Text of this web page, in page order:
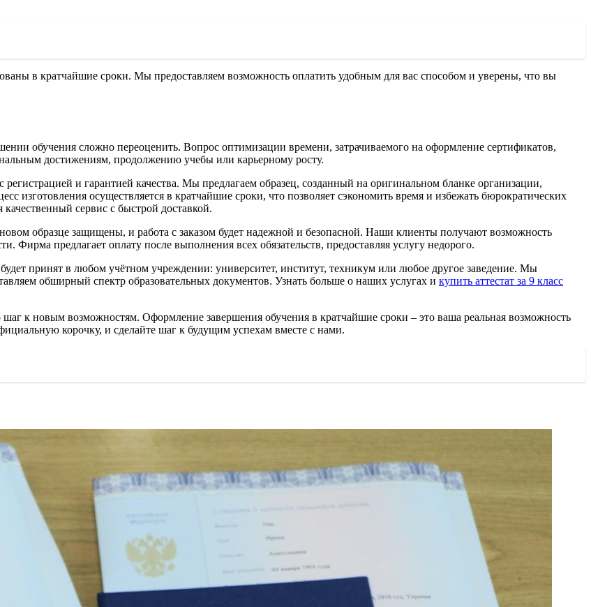
в кратчайшие сроки. Мы предоставляем возможность оплатить удобным для вас способом и уверены, что вы
обучения сложно переоценить. Вопрос оптимизации времени, затрачиваемого на оформление сертификатов,
достижениям, продолжению учебы или карьерному росту.
и гарантией качества. Мы предлагаем образец, созданный на оригинальном бланке организации,
изготовления осуществляется в кратчайшие сроки, что позволяет сэкономить время и избежать бюрократических
сервис с быстрой доставкой.
образце защищены, и работа с заказом будет надежной и безопасной. Наши клиенты получают возможность
Фирма предлагает оплату после выполнения всех обязательств, предоставляя услугу недорого.
принят в любом учётном учреждении: университет, институт, техникум или любое другое заведение. Мы
обширный спектр образовательных документов. Узнать больше о наших услугах и купить аттестат за 9 класс
к новым возможностям. Оформление завершения обучения в кратчайшие сроки – это ваша реальная возможность
корочку, и сделайте шаг к будущим успехам вместе с нами.